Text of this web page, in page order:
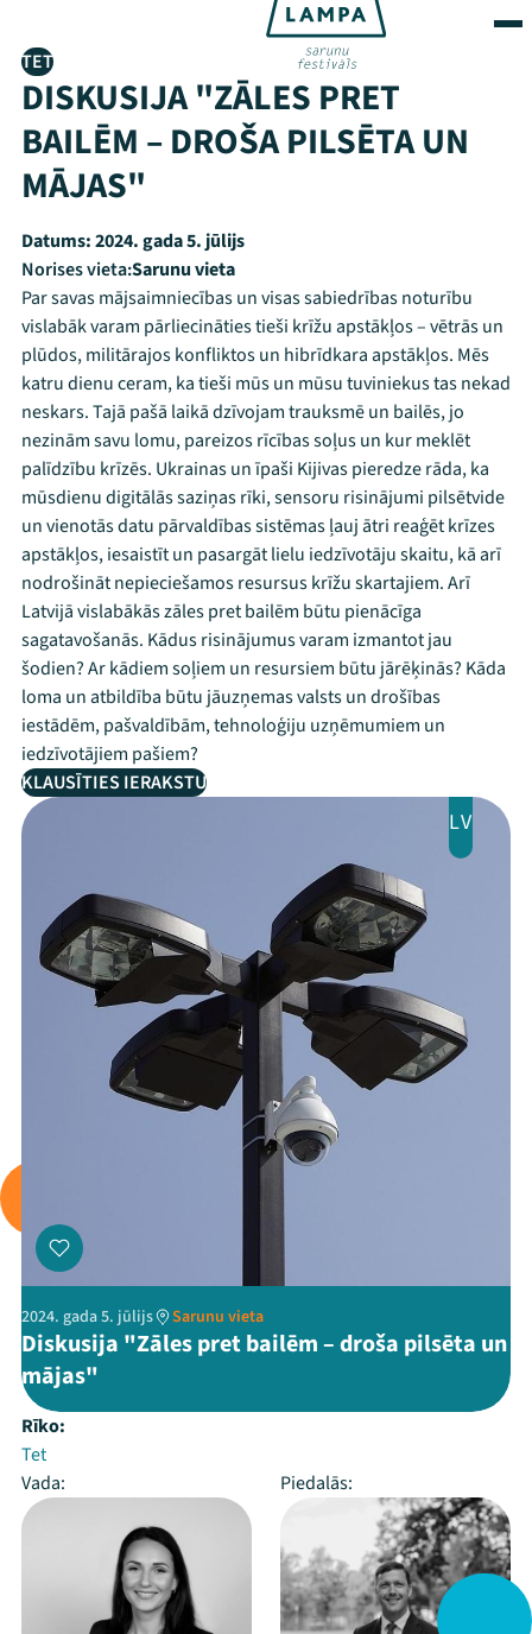
TET
DISKUSIJA "ZĀLES PRET
BAILĒM – DROŠA PILSĒTA UN
MĀJAS"
Datums:2024. gada 5. jūlijs
Norises vieta:Sarunu vieta
Par savas mājsaimniecības un visas sabiedrības noturību
vislabāk varam pārliecināties tieši krīžu apstākļos – vētrās un
plūdos, militārajos konfliktos un hibrīdkara apstākļos. Mēs
katru dienu ceram, ka tieši mūs un mūsu tuviniekus tas nekad
neskars. Tajā pašā laikā dzīvojam trauksmē un bailēs, jo
nezinām savu lomu, pareizos rīcības soļus un kur meklēt
palīdzību krīzēs. Ukrainas un īpaši Kijivas pieredze rāda, ka
mūsdienu digitālās saziņas rīki, sensoru risinājumi pilsētvide
un vienotās datu pārvaldības sistēmas ļauj ātri reaģēt krīzes
apstākļos, iesaistīt un pasargāt lielu iedzīvotāju skaitu, kā arī
nodrošināt nepieciešamos resursus krīžu skartajiem. Arī
Latvijā vislabākās zāles pret bailēm būtu pienācīga
sagatavošanās. Kādus risinājumus varam izmantot jau
šodien? Ar kādiem soļiem un resursiem būtu jārēķinās? Kāda
loma un atbildība būtu jāuzņemas valsts un drošības
iestādēm, pašvaldībām, tehnoloģiju uzņēmumiem un
iedzīvotājiem pašiem?
KLAUSĪTIES IERAKSTU
LV
2024. gada 5. jūlijs Sarunu vieta
Diskusija "Zāles pret bailēm – droša pilsēta un
mājas"
Rīko:
Tet
Vada:
Piedalās: